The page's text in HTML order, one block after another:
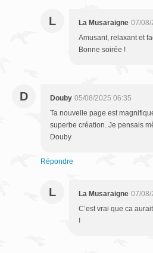
L La Musaraigne 07/08/
Amusant, relaxant et
Bonne soirée !
D Douby 05/08/2025 06:35
Ta nouvelle page est
superbe création. Je pensais
Douby
Répondre
L La Musaraigne 07/08/
C’est vrai que ca
!